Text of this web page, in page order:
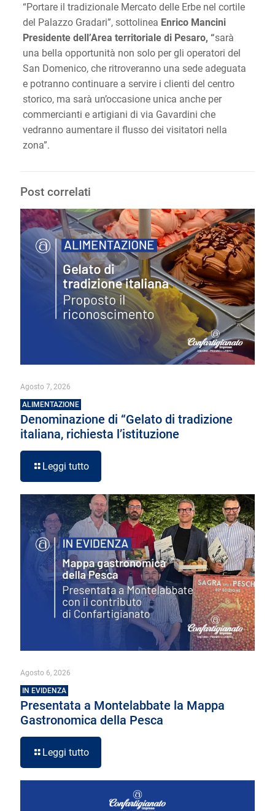
“Portare il tradizionale Mercato delle Erbe nel cortile
del Palazzo Gradari”, sottolinea Enrico Mancini
Presidente dell’Area territoriale di Pesaro, “sarà
una bella opportunità non solo per gli operatori del
San Domenico, che ritroveranno una sede adeguata
e potranno continuare a servire i clienti del centro
storico, ma sarà un’occasione unica anche per
commercianti e artigiani di via Gavardini che
vedranno aumentare il flusso dei visitatori nella
zona”.
Post correlati
Agosto 7, 2026
ALIMENTAZIONE
Denominazione di “Gelato di tradizione
italiana, richiesta l’istituzione
Leggi tutto
Agosto 6, 2026
IN EVIDENZA
Presentata a Montelabbate la Mappa
Gastronomica della Pesca
Leggi tutto